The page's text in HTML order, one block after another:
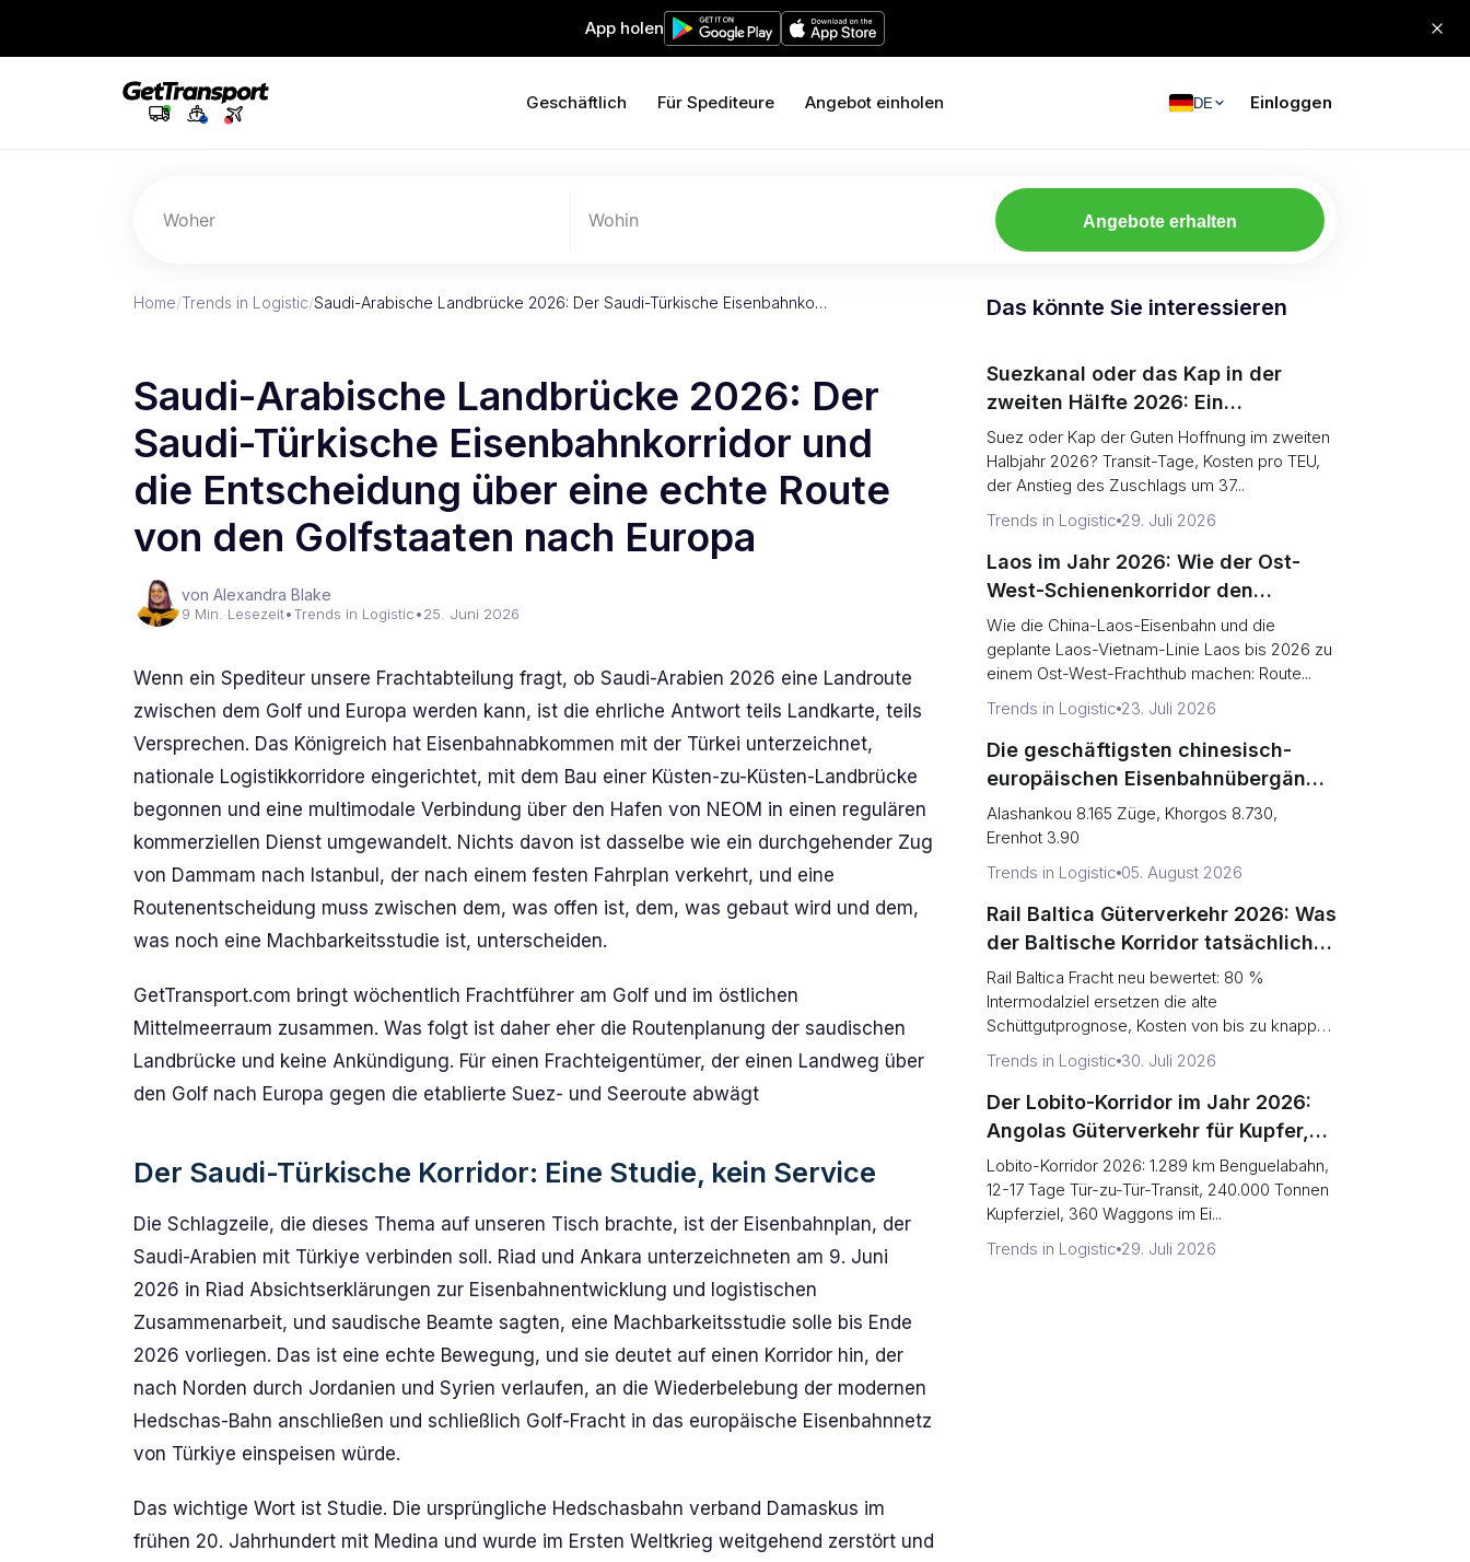
App holen
Geschäftlich Für Spediteure Angebot einholen DE Einloggen
Woher Wohin Angebote erhalten
Home/Trends in Logistic/Saudi-Arabische Landbrücke 2026: Der Saudi-Türkische Eisenbahnko…
Saudi-Arabische Landbrücke 2026: Der
Saudi-Türkische Eisenbahnkorridor und
die Entscheidung über eine echte Route
von den Golfstaaten nach Europa
von Alexandra Blake
9 Min. Lesezeit•Trends in Logistic•25. Juni 2026
Wenn ein Spediteur unsere Frachtabteilung fragt, ob Saudi-Arabien 2026 eine Landroute
zwischen dem Golf und Europa werden kann, ist die ehrliche Antwort teils Landkarte, teils
Versprechen. Das Königreich hat Eisenbahnabkommen mit der Türkei unterzeichnet,
nationale Logistikkorridore eingerichtet, mit dem Bau einer Küsten-zu-Küsten-Landbrücke
begonnen und eine multimodale Verbindung über den Hafen von NEOM in einen regulären
kommerziellen Dienst umgewandelt. Nichts davon ist dasselbe wie ein durchgehender Zug
von Dammam nach Istanbul, der nach einem festen Fahrplan verkehrt, und eine
Routenentscheidung muss zwischen dem, was offen ist, dem, was gebaut wird und dem,
was noch eine Machbarkeitsstudie ist, unterscheiden.
GetTransport.com bringt wöchentlich Frachtführer am Golf und im östlichen
Mittelmeerraum zusammen. Was folgt ist daher eher die Routenplanung der saudischen
Landbrücke und keine Ankündigung. Für einen Frachteigentümer, der einen Landweg über
den Golf nach Europa gegen die etablierte Suez- und Seeroute abwägt
Der Saudi-Türkische Korridor: Eine Studie, kein Service
Die Schlagzeile, die dieses Thema auf unseren Tisch brachte, ist der Eisenbahnplan, der
Saudi-Arabien mit Türkiye verbinden soll. Riad und Ankara unterzeichneten am 9. Juni
2026 in Riad Absichtserklärungen zur Eisenbahnentwicklung und logistischen
Zusammenarbeit, und saudische Beamte sagten, eine Machbarkeitsstudie solle bis Ende
2026 vorliegen. Das ist eine echte Bewegung, und sie deutet auf einen Korridor hin, der
nach Norden durch Jordanien und Syrien verlaufen, an die Wiederbelebung der modernen
Hedschas-Bahn anschließen und schließlich Golf-Fracht in das europäische Eisenbahnnetz
von Türkiye einspeisen würde.
Das wichtige Wort ist Studie. Die ursprüngliche Hedschasbahn verband Damaskus im
frühen 20. Jahrhundert mit Medina und wurde im Ersten Weltkrieg weitgehend zerstört und
Das könnte Sie interessieren
Suezkanal oder das Kap in der
zweiten Hälfte 2026: Ein
Routenentscheidungsrahmen für
Verlader
Suez oder Kap der Guten Hoffnung im zweiten
Halbjahr 2026? Transit-Tage, Kosten pro TEU,
der Anstieg des Zuschlags um 37...
Trends in Logistic 29. Juli 2026
Laos im Jahr 2026: Wie der Ost-
West-Schienenkorridor den
asiatisch-europäischen
Güterverkehr verändert
Wie die China-Laos-Eisenbahn und die
geplante Laos-Vietnam-Linie Laos bis 2026 zu
einem Ost-West-Frachthub machen: Route...
Trends in Logistic 23. Juli 2026
Die geschäftigsten chinesisch-
europäischen Eisenbahnübergänge
im Jahr 2026, Rangliste (Züge vs.
Engpassrisiko)
Alashankou 8.165 Züge, Khorgos 8.730,
Erenhot 3.90
Trends in Logistic 05. August 2026
Rail Baltica Güterverkehr 2026: Was
der Baltische Korridor tatsächlich
transportieren wird
Rail Baltica Fracht neu bewertet: 80 %
Intermodalziel ersetzen die alte
Schüttgutprognose, Kosten von bis zu knapp
24 Mr...
Trends in Logistic 30. Juli 2026
Der Lobito-Korridor im Jahr 2026:
Angolas Güterverkehr für Kupfer,
Kobalt und mehr
Lobito-Korridor 2026: 1.289 km Benguelabahn,
12-17 Tage Tür-zu-Tür-Transit, 240.000 Tonnen
Kupferziel, 360 Waggons im Ei...
Trends in Logistic 29. Juli 2026